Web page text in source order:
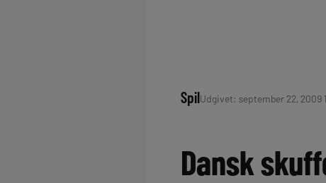
SpilUdgivet: september 22, 2009
Dansk